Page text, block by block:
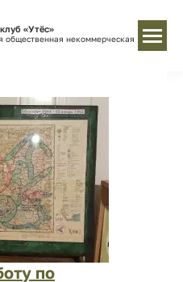
«Утёс»
общественная некоммерческая
по